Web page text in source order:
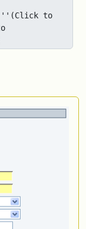
''(Click to